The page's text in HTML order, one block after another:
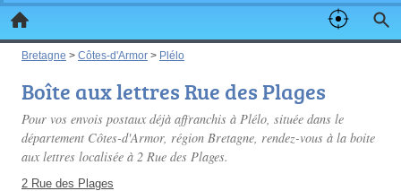
Bretagne > Côtes-d'Armor > Plélo
Boîte aux lettres Rue des Plages
Pour vos envois postaux déjà affranchis à Plélo, située dans le
département Côtes-d'Armor, région Bretagne, rendez-vous à la boite
aux lettres localisée à 2 Rue des Plages.
2 Rue des Plages